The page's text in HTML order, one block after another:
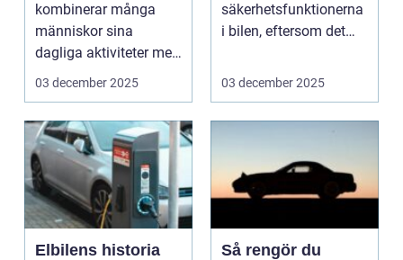
kombinerar många
människor sina
dagliga aktiviteter med
en aktiv l...
03 december 2025
säkerhetsfunktionerna
i bilen, eftersom det
03 december 2025
Elbilens historia
Så rengör du